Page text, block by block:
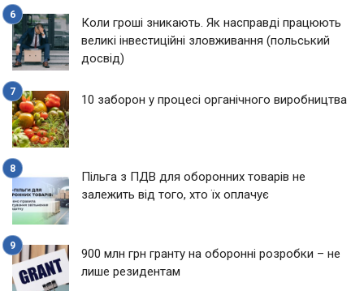
Коли гроші зникають. Як насправді працюють
великі інвестиційні зловживання (польський
досвід)
10 заборон у процесі органічного виробництва
Пільга з ПДВ для оборонних товарів не
залежить від того, хто їх оплачує
900 млн грн гранту на оборонні розробки – не
лише резидентам